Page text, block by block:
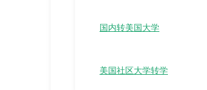
国内转美国大学
美国社区大学转学